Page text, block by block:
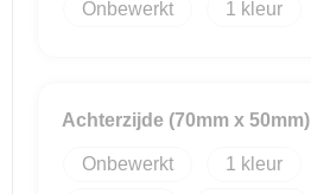
Goodiebags
Onbewerkt 1
Achterzijde (70mm x 50mm)
Onbewerkt 1